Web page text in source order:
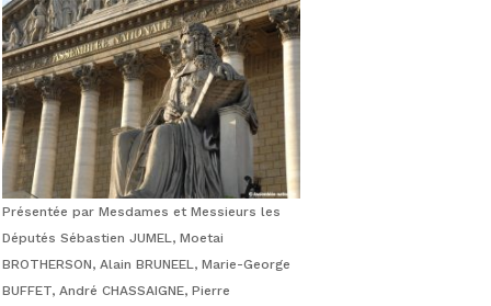
23/12/2021|Actualités
Présentée par Mesdames et Messieurs les
Députés Sébastien JUMEL, Moetai
BROTHERSON, Alain BRUNEEL, Marie-George
BUFFET, André CHASSAIGNE, Pierre